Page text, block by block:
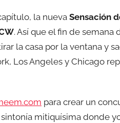
la nuevaSensación
. Así que el fin de semana
la casa por la ventana y
Los Angeles y Chicago
para crear un
mitiquísima donde